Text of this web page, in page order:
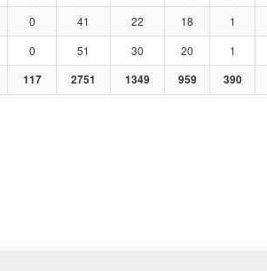
0 41 22 18 1
0 51 30 20 1
117 2751 1349 959 390